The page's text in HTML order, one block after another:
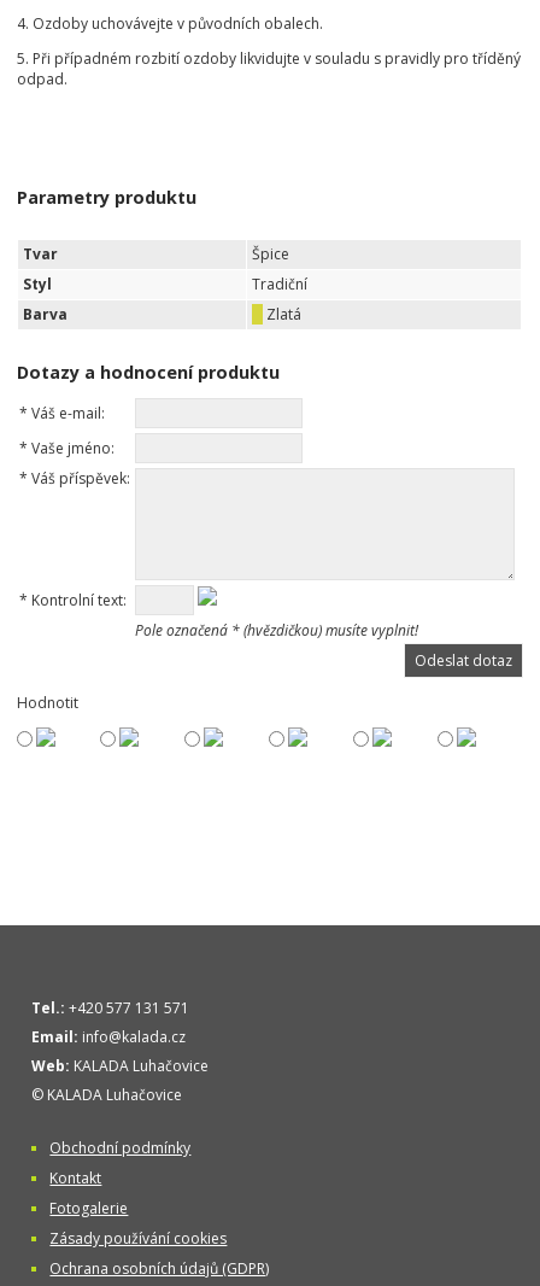
4. Ozdoby uchovávejte v původních obalech.
5. Při případném rozbití ozdoby likvidujte v souladu s pravidly pro tříděný
odpad.
Parametry produktu
Tvar
Špice
Styl
Tradiční
Barva
Zlatá
Dotazy a hodnocení produktu
* Váš e-mail:
* Vaše jméno:
* Váš příspěvek:
* Kontrolní text:
Pole označená * (hvězdičkou) musíte vyplnit!
Hodnotit
Tel.: +420 577 131 571
Email: info@kalada.cz
Web: KALADA Luhačovice
© KALADA Luhačovice
Obchodní podmínky
Kontakt
Fotogalerie
Zásady používání cookies
Ochrana osobních údajů (GDPR)